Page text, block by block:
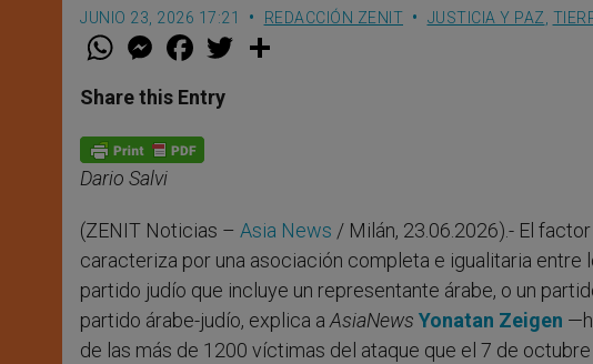
JUNIO 23, 2026 17:21 REDACCIÓN ZENIT JUSTICIA Y PAZ
W
t
s
p
p
M
e
s
e
g
e
r
F
a
e
b
o
k
w
Share this Entry
Dario Salvi
(ZENIT Noticias – Asia News / Milán, 23.06.2026).- El
caracteriza por una asociación completa e igualitaria entre
partido judío que incluye un representante árabe, o un
partido árabe-judío, explica a AsiaNews Yonatan Zeigen
de las más de 1200 víctimas del ataque que el 7 de